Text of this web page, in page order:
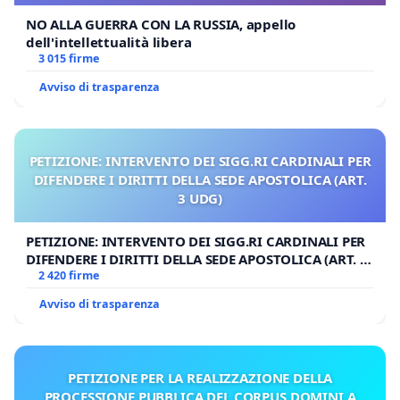
NO ALLA GUERRA CON LA RUSSIA, appello
dell'intellettualità libera
3 015 firme
Avviso di trasparenza
PETIZIONE: INTERVENTO DEI SIGG.RI CARDINALI PER
DIFENDERE I DIRITTI DELLA SEDE APOSTOLICA (ART.
3 UDG)
PETIZIONE: INTERVENTO DEI SIGG.RI CARDINALI PER
DIFENDERE I DIRITTI DELLA SEDE APOSTOLICA (ART. 3
UDG)
2 420 firme
Avviso di trasparenza
PETIZIONE PER LA REALIZZAZIONE DELLA